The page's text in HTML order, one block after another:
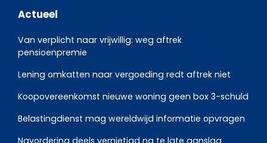
Actueel
Van verplicht naar vrijwillig: weg aftrek
pensioenpremie
Lening omkatten naar vergoeding redt aftrek niet
Koopovereenkomst nieuwe woning geen box 3-schuld
Belastingdienst mag wereldwijd informatie opvragen
Navordering deels vernietigd na te late aanslag